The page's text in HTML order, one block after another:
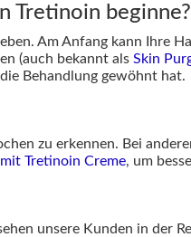
Tretinoin beginne?
Am Anfang kann Ihre
(auch bekannt als Skin
Behandlung gewöhnt hat.
zu erkennen. Bei
Tretinoin Creme, um
unsere Kunden in der